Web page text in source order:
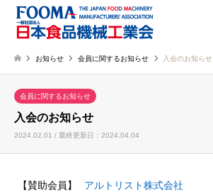
お知らせ 会員に関するお知らせ 入会のお知らせ
会員に関するお知らせ
入会のお知らせ
2024.02.01 / 最終更新日：2024.04.04
【賛助会員】
アルトリスト株式会社